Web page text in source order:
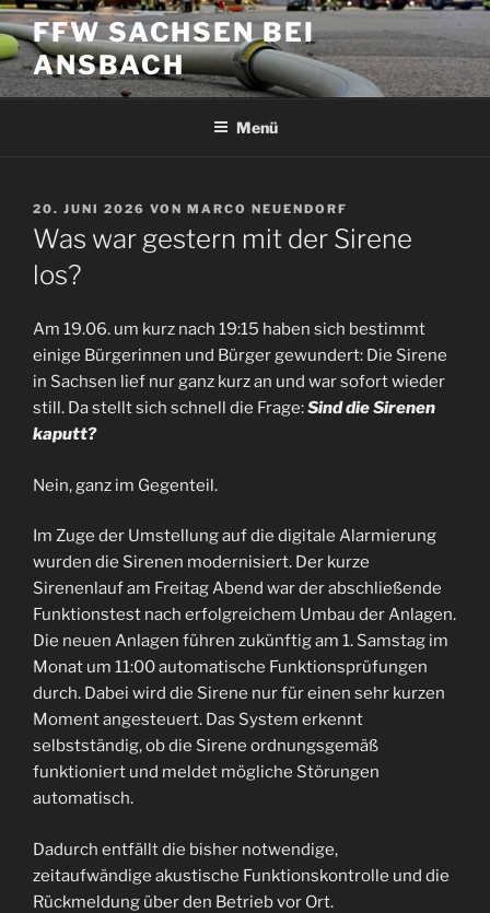
Zum
Inhalt
springen
FFW SACHSEN BEI
ANSBACH
Menü
VERÖFFENTLICHT
AM
20. JUNI 2026 VON MARCO NEUENDORF
Was war gestern mit der Sirene
los?
Am 19.06. um kurz nach 19:15 haben sich bestimmt
einige Bürgerinnen und Bürger gewundert: Die Sirene
in Sachsen lief nur ganz kurz an und war sofort wieder
still. Da stellt sich schnell die Frage:Sind die Sirenen
kaputt?
Nein, ganz im Gegenteil.
Im Zuge der Umstellung auf die digitale Alarmierung
wurden die Sirenen modernisiert. Der kurze
Sirenenlauf am Freitag Abend war der abschließende
Funktionstest nach erfolgreichem Umbau der Anlagen.
Die neuen Anlagen führen zukünftig am 1. Samstag im
Monat um 11:00 automatische Funktionsprüfungen
durch. Dabei wird die Sirene nur für einen sehr kurzen
Moment angesteuert. Das System erkennt
selbstständig, ob die Sirene ordnungsgemäß
funktioniert und meldet mögliche Störungen
automatisch.
Dadurch entfällt die bisher notwendige,
zeitaufwändige akustische Funktionskontrolle und die
Rückmeldung über den Betrieb vor Ort.